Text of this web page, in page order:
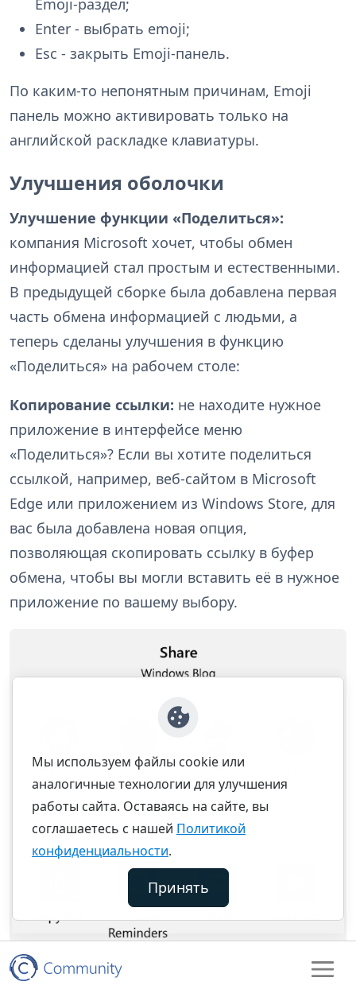
Emoji-раздел;
Enter - выбрать emoji;
Esc - закрыть Emoji-панель.
По каким-то непонятным причинам, Emoji
панель можно активировать только на
английской раскладке клавиатуры.
Улучшения оболочки
Улучшение функции «Поделиться»:
компания Microsoft хочет, чтобы обмен
информацией стал простым и естественными.
В предыдущей сборке была добавлена первая
часть обмена информацией с людьми, а
теперь сделаны улучшения в функцию
«Поделиться» на рабочем столе:
Копирование ссылки: не находите нужное
приложение в интерфейсе меню
«Поделиться»? Если вы хотите поделиться
ссылкой, например, веб-сайтом в Microsoft
Edge или приложением из Windows Store, для
вас была добавлена новая опция,
позволяющая скопировать ссылку в буфер
обмена, чтобы вы могли вставить её в нужное
приложение по вашему выбору.
Мы используем файлы cookie или
аналогичные технологии для улучшения
работы сайта. Оставаясь на сайте, вы
соглашаетесь с нашей Политикой
конфиденциальности.
Принять